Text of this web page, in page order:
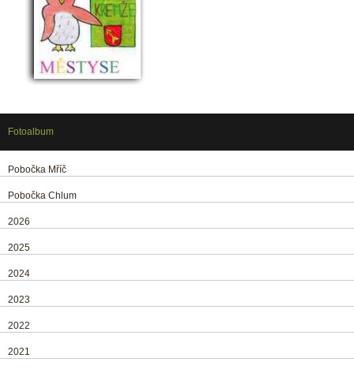
Fotoalbum
Pobočka Mříč
Pobočka Chlum
2026
2025
2024
2023
2022
2021